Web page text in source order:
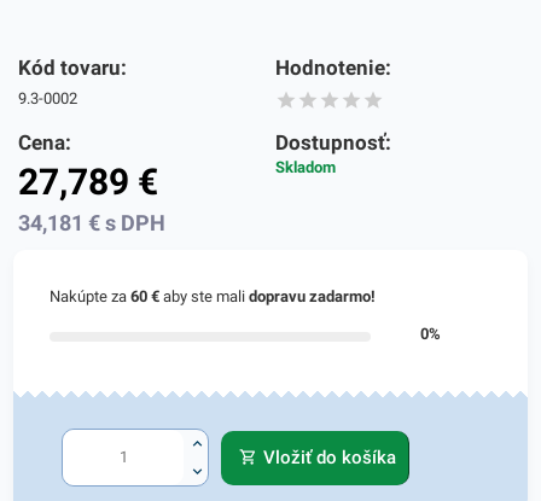
Kód tovaru:
9.3-0002
Hodnotenie:
Cena:
27,789 €
34,181€ s DPH
Dostupnosť:
Skladom
Nakúpte za60 € aby ste malidopravu zadarmo!
0%
Vložiť do košíka